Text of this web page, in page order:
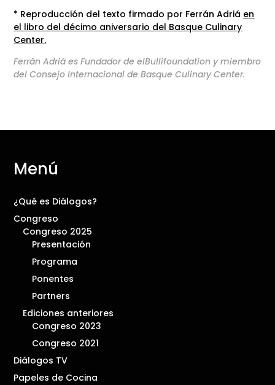
* Reproducción del texto firmado por Ferrán Adriá en
el libro del décimo aniversario del Basque Culinary
Center.
Ferrán Adriá es Fundador de elBullifoundation y miembro
del Consejo Internacional de Basque Culinary Center.
Menú
¿Qué es Diálogos?
Congreso
Congreso 2025
Presentación
Programa
Ponentes
Partners
Ediciones anteriores
Congreso 2023
Congreso 2021
Diálogos TV
Papeles de Cocina